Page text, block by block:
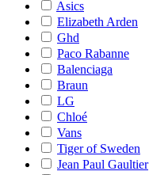
Asics
Elizabeth Arden
Ghd
Paco Rabanne
Balenciaga
Braun
LG
Chloé
Vans
Tiger of Sweden
Jean Paul Gaultier